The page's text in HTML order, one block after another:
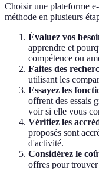
Choisir une plateforme
méthode en plusieurs
Évaluez vos
apprendre et
compétence ou
Faites des
utilisant les
Essayez les
offrent des essais
voir si elle vous
Vérifiez les
proposés sont
d'activité.
Considérez le
offres pour